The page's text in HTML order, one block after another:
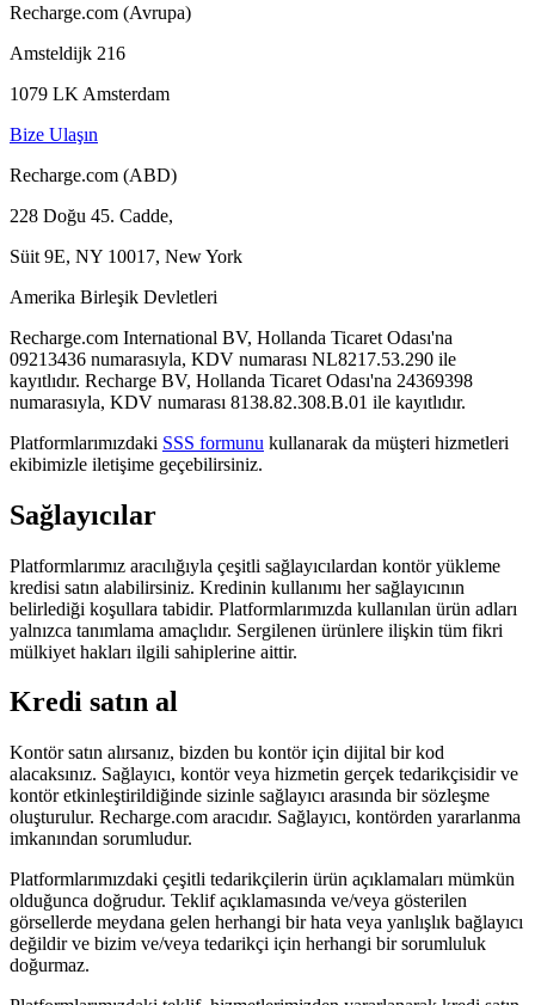
Recharge.com (Avrupa)
Amsteldijk 216
1079 LK Amsterdam
Bize Ulaşın
Recharge.com (ABD)
228 Doğu 45. Cadde,
Süit 9E, NY 10017, New York
Amerika Birleşik Devletleri
Recharge.com International BV, Hollanda Ticaret Odası'na
09213436 numarasıyla, KDV numarası NL8217.53.290 ile
kayıtlıdır. Recharge BV, Hollanda Ticaret Odası'na 24369398
numarasıyla, KDV numarası 8138.82.308.B.01 ile kayıtlıdır.
Platformlarımızdaki SSS formunu kullanarak da müşteri hizmetleri
ekibimizle iletişime geçebilirsiniz.
Sağlayıcılar
Platformlarımız aracılığıyla çeşitli sağlayıcılardan kontör yükleme
kredisi satın alabilirsiniz. Kredinin kullanımı her sağlayıcının
belirlediği koşullara tabidir. Platformlarımızda kullanılan ürün adları
yalnızca tanımlama amaçlıdır. Sergilenen ürünlere ilişkin tüm fikri
mülkiyet hakları ilgili sahiplerine aittir.
Kredi satın al
Kontör satın alırsanız, bizden bu kontör için dijital bir kod
alacaksınız. Sağlayıcı, kontör veya hizmetin gerçek tedarikçisidir ve
kontör etkinleştirildiğinde sizinle sağlayıcı arasında bir sözleşme
oluşturulur. Recharge.com aracıdır. Sağlayıcı, kontörden yararlanma
imkanından sorumludur.
Platformlarımızdaki çeşitli tedarikçilerin ürün açıklamaları mümkün
olduğunca doğrudur. Teklif açıklamasında ve/veya gösterilen
görsellerde meydana gelen herhangi bir hata veya yanlışlık bağlayıcı
değildir ve bizim ve/veya tedarikçi için herhangi bir sorumluluk
doğurmaz.